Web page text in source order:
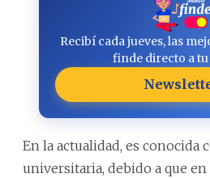
Recibí cada jueves, las
finde directo a
En la actualidad, es conocida
universitaria, debido a que